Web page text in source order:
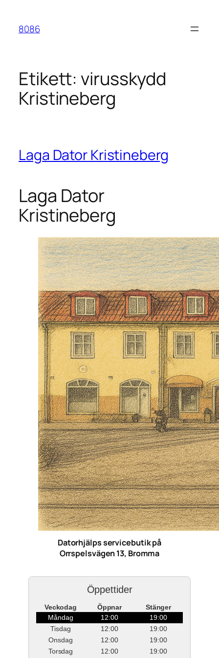
innehåll
8086
Etikett: virusskydd
Kristineberg
Laga Dator Kristineberg
Laga Dator
Kristineberg
Datorhjälps servicebutik på
Orrspelsvägen 13, Bromma
Öppettider
Veckodag Öppnar
Stänger
Måndag
12:00
19:00
Tisdag
12:00
19:00
Onsdag
12:00
19:00
Torsdag
12:00
19:00